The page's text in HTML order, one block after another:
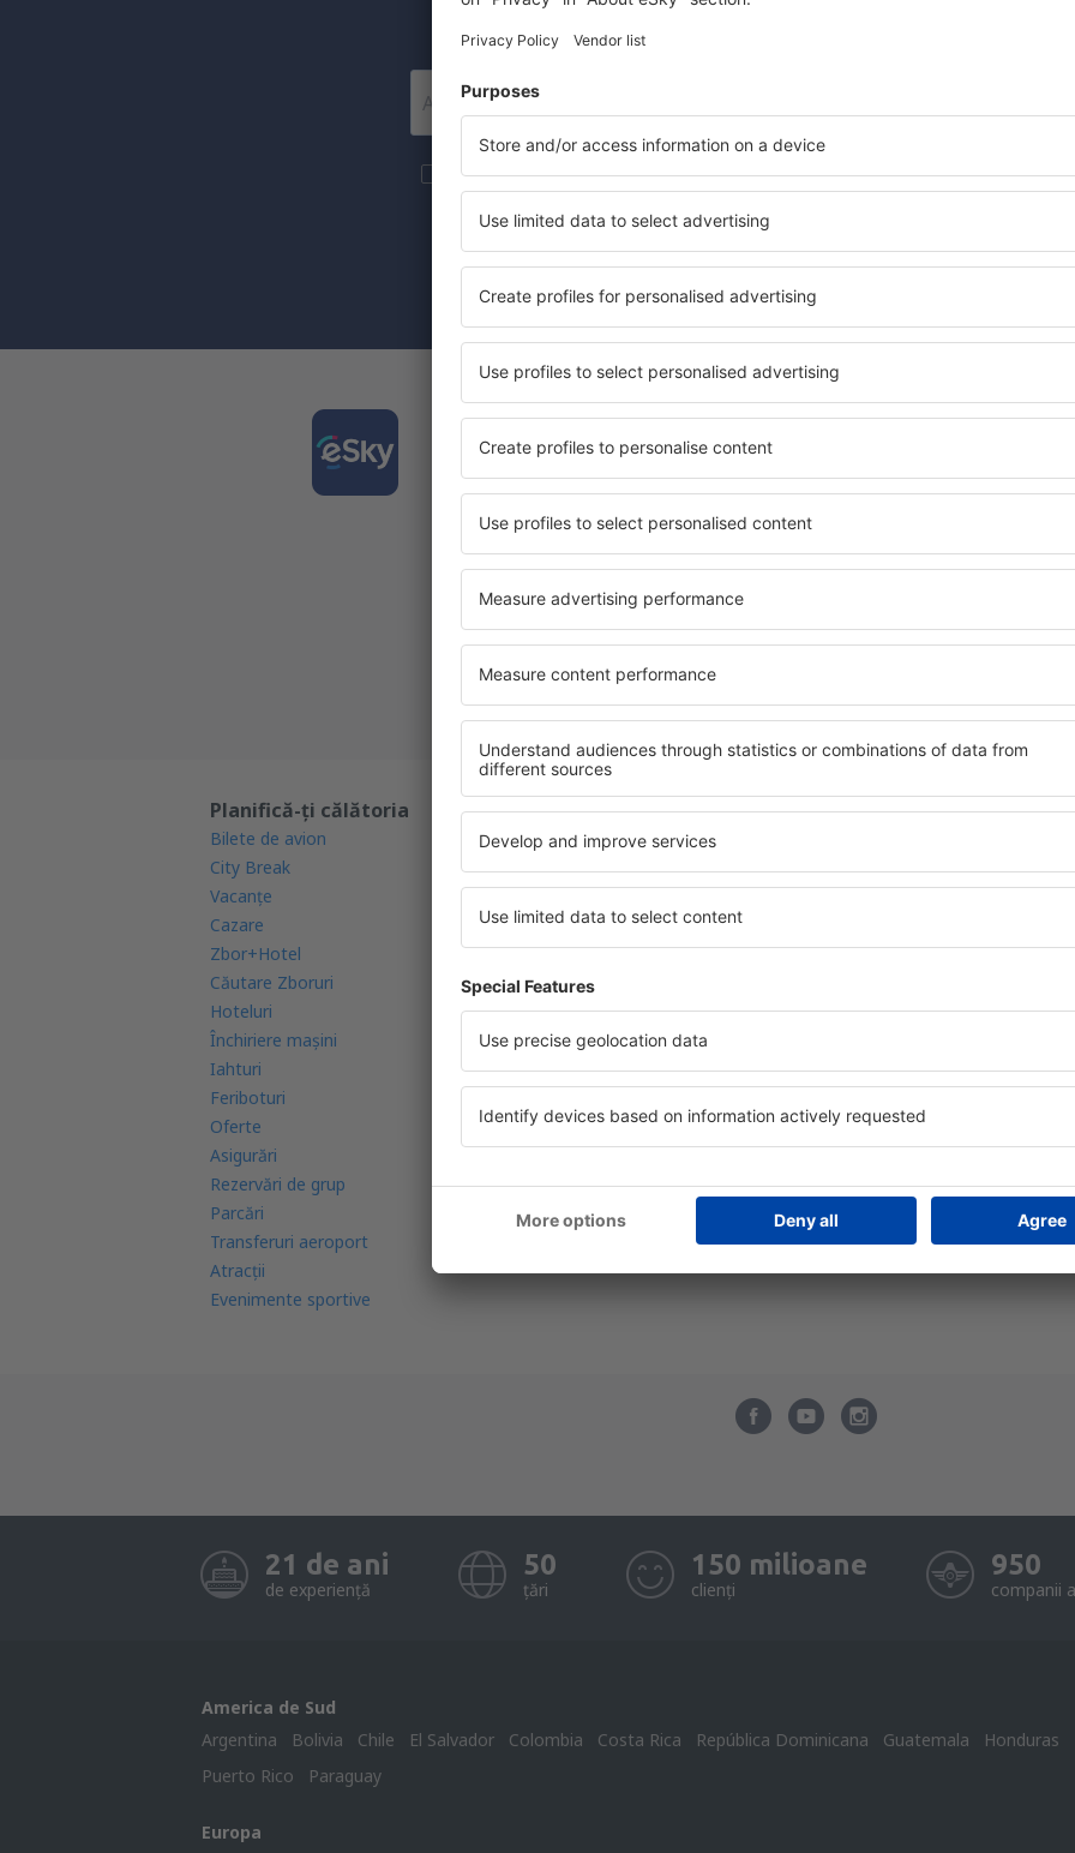
Trimitem doar ce e mai bun, pe cuvânt de turişti!
Mai multe călătorii la prețuri avantajoase în newsletter-ul nostru. Sunt de acord
materiale informaționale (sub formă de newsletter) de la eSky.pl S.A. la adresa de e-mail
furnizat-o.
Prin bifarea căsuței de mai sus, furnizarea adresei de e-mail și apăsarea butonului
Descarcă aplicația noastră
și organizează-ţi convenabil
călătoriile
Cea mai bine evaluată aplicație din categoria călătoriilor
Noi oferte zilnice la îndemână
Toate rezervările tale într-un singur loc
Planifică-ți călătoria
Bilete de avion
City Break
Vacanţe
Cazare
Zbor+Hotel
Căutare Zboruri
Hoteluri
Închiriere mașini
Iahturi
Feriboturi
Oferte
Asigurări
Rezervări de grup
Parcări
Transferuri aeroport
Atracţii
Evenimente sportive
Află mai multe
Garanția prețului mic
Aplicație mobilă
Radar de zboruri
Companii aeriene
Companii aeriene naţionale
Recenzii companii aeriene
Aeroporturi
Recenzii aeroporturi
Calendar de prețuri
FAQ - Ghid de călătorie
Companii aeriene
Tarom
HiSky
Lufthansa
Pegasus
easyJet
21 de ani
de experiență
50
țări
150 milioane
clienți
950
companii
America de Sud
Argentina
Bolivia Chile El Salvador Colombia Costa Rica República Dominicana Guatemala Honduras
Puerto Rico
Paraguay
Europa